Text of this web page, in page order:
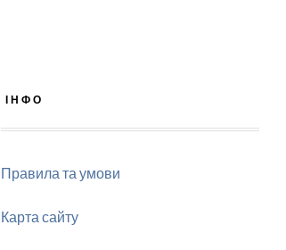
ІНФО
Правила та умови
Карта сайту